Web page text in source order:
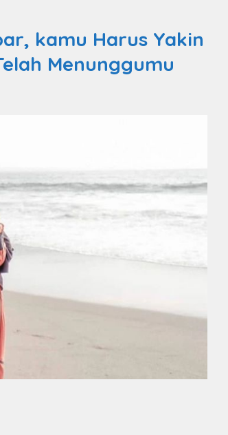
kamu Harus Yakin
Menunggumu